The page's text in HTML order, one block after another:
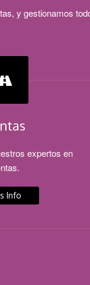
y gestionamos
expertos en
Info